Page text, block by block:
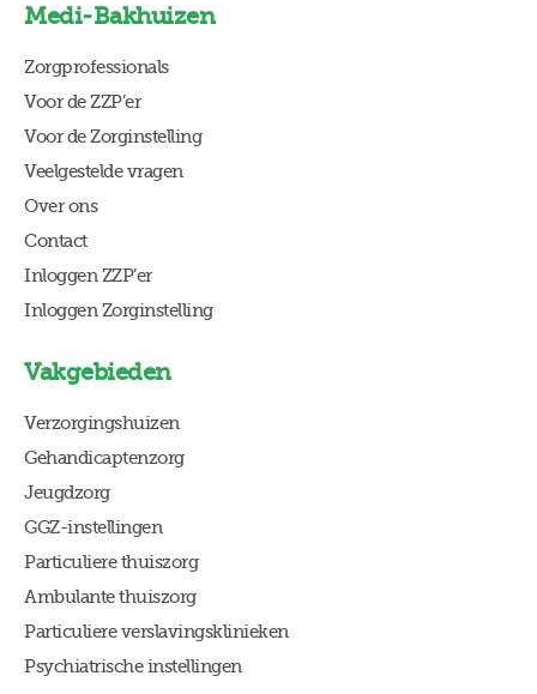
Medi-Bakhuizen
Zorgprofessionals
Voor de ZZP’er
Voor de Zorginstelling
Veelgestelde vragen
Over ons
Contact
Inloggen ZZP’er
Inloggen Zorginstelling
Vakgebieden
Verzorgingshuizen
Gehandicaptenzorg
Jeugdzorg
GGZ-instellingen
Particuliere thuiszorg
Ambulante thuiszorg
Particuliere verslavingsklinieken
Psychiatrische instellingen